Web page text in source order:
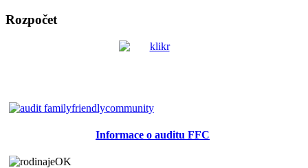
Rozpočet
Informace o auditu FFC